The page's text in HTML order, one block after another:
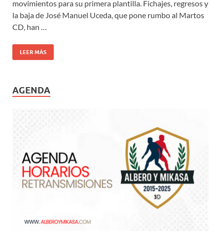
movimientos para su primera plantilla. Fichajes, regresos y
la baja de José Manuel Uceda, que pone rumbo al Martos
CD, han …
LEER MÁS
AGENDA